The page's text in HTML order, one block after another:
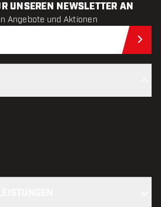
UNSEREN NEWSLETTER AN
Angebote und Aktionen